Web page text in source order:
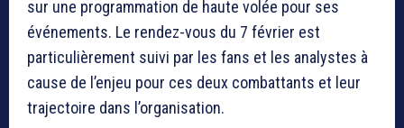
sur une programmation de haute volée pour ses
événements. Le rendez-vous du 7 février est
particulièrement suivi par les fans et les analystes à
cause de l’enjeu pour ces deux combattants et leur
trajectoire dans l’organisation.